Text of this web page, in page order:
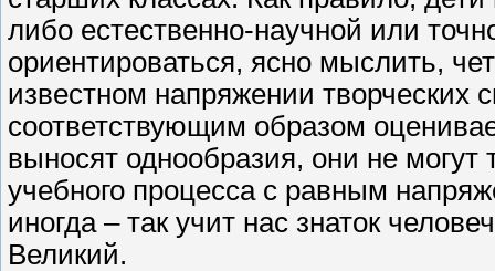
либо естественно-научной или
ориентироваться, ясно мыслить,
известном напряжении творческих
соответствующим образом
выносят однообразия, они не могут
учебного процесса с равным
иногда – так учит нас знаток
Великий.